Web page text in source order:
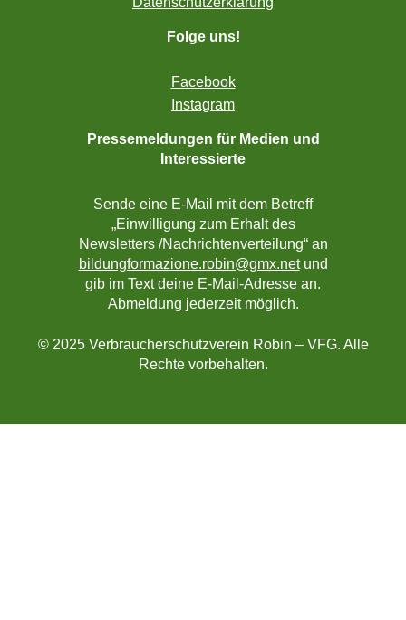
Folge uns!
Facebook
Instagram
Pressemeldungen für Medien und
Interessierte
Sende eine E-Mail mit dem Betreff
„Einwilligung zum Erhalt des
Newsletters /Nachrichtenverteilung“ an
bildungformazione.robin@gmx.netund
gib im Text deine E-Mail-Adresse an.
Abmeldung jederzeit möglich.
© 2025 Verbraucherschutzverein Robin – VFG. Alle
Rechte vorbehalten.